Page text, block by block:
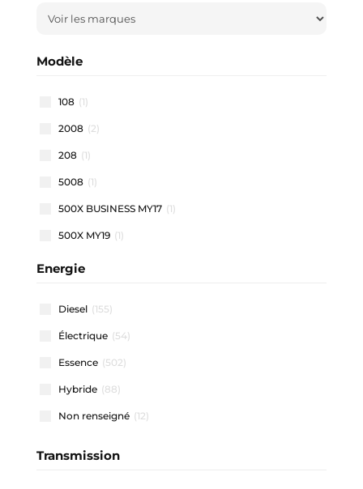
Modèle
108 (1)
2008 (2)
208 (1)
5008 (1)
500X BUSINESS MY17 (1)
500X MY19 (1)
500X MY22
911 CARRERA COUPE
A1 ALLSTREET
A1 SPORTBACK
A3 ALLSTREET
A3 BERLINE (1)
A3 SPORTBACK
Energie
Diesel (155)
Électrique (54)
Essence (502)
Hybride (88)
Non renseigné (12)
Transmission